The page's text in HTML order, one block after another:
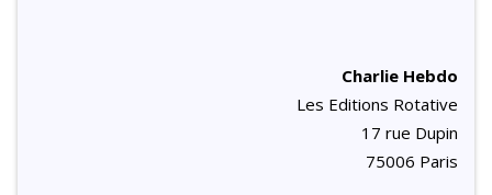
Charlie Hebdo
Les Editions Rotative
17 rue Dupin
75006 Paris